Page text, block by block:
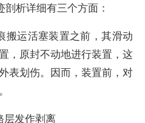
析详细有三个方面：
搬运活塞装置之前，其滑动
，原封不动地进行装置，这
表划伤。因而，装置前，对
层发作剥离